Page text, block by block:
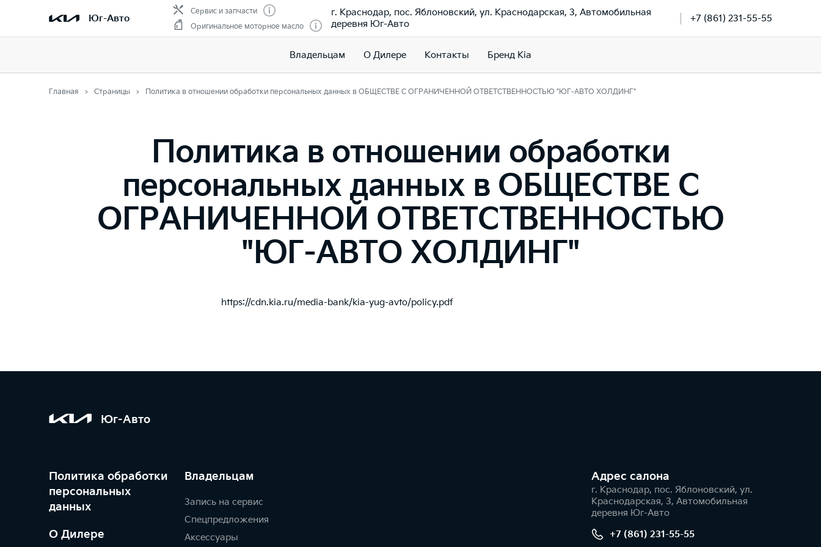
Юг-Авто
Сервис и запчасти
Оригинальное моторное масло
г. Краснодар, пос. Яблоновский, ул. Краснодарская, 3, Автомобильная
деревня Юг-Авто
+7 (861) 231-55-55
Владельцам О Дилере Контакты Бренд Kia
Главная Страницы Политика в отношении обработки персональных данных в ОБЩЕСТВЕ С ОГРАНИЧЕННОЙ ОТВЕТСТВЕННОСТЬЮ "ЮГ-АВТО ХОЛДИНГ"
Политика в отношении обработки
персональных данных в ОБЩЕСТВЕ С
ОГРАНИЧЕННОЙ ОТВЕТСТВЕННОСТЬЮ
"ЮГ-АВТО ХОЛДИНГ"
https://cdn.kia.ru/media-bank/kia-yug-avto/policy.pdf
Юг-Авто
Политика обработки
персональных
данных
О Дилере
Владельцам
Запись на сервис
Спецпредложения
Аксессуары
Адрес салонa
г. Краснодар, пос. Яблоновский, ул.
Краснодарская, 3, Автомобильная
деревня Юг-Авто
+7 (861) 231-55-55